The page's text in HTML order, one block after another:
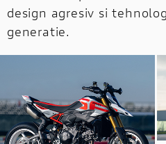
design agresiv si
generatie.